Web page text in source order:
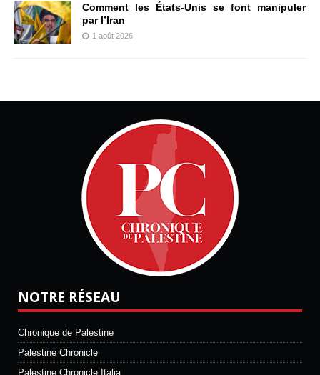
Comment les États-Unis se font manipuler
par l’Iran
1 août 2026
NOTRE RÉSEAU
Chronique de Palestine
Palestine Chronicle
Palestine Chronicle Italia